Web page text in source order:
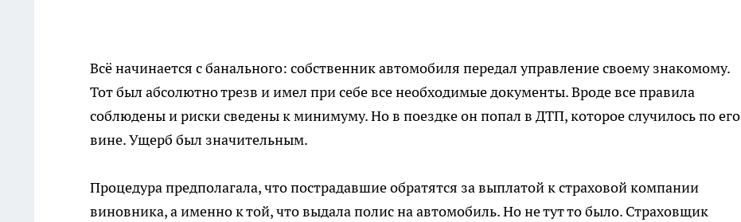
Всё начинается с банального: собственник автомобиля передал управление своему знакомому.
Тот был абсолютно трезв и имел при себе все необходимые документы. Вроде все правила
соблюдены и риски сведены к минимуму. Но в поездке он попал в ДТП, которое случилось по его
вине. Ущерб был значительным.
Процедура предполагала, что пострадавшие обратятся за выплатой к страховой компании
виновника, а именно к той, что выдала полис на автомобиль. Но не тут то было. Страховщик